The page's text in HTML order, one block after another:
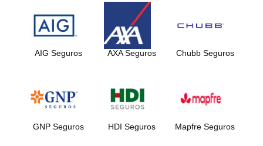
AIG Seguros AXA Seguros Chubb Seguros
GNP Seguros HDI Seguros Mapfre Seguros